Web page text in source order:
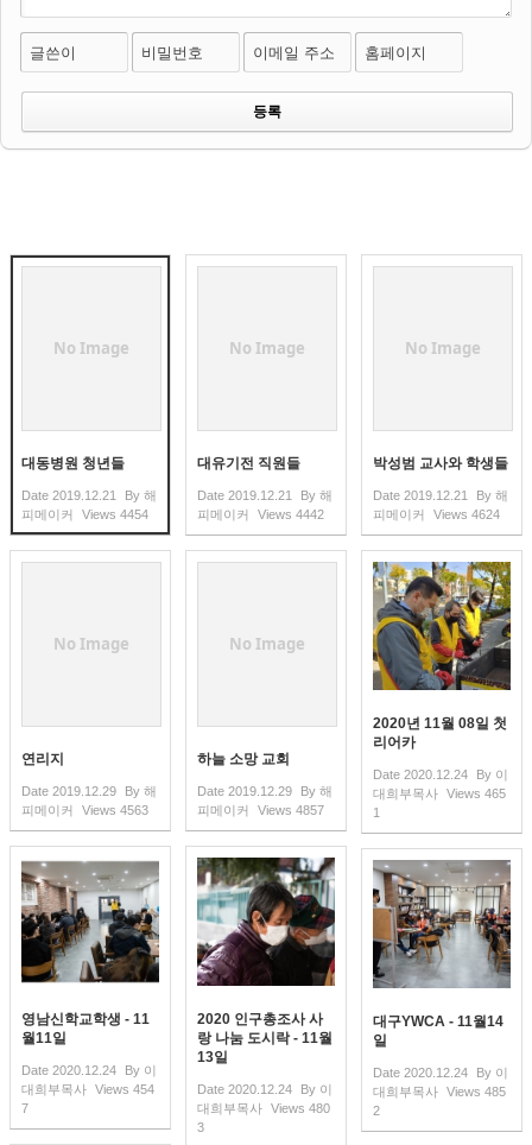
글쓴이 비밀번호 이메일 주소 홈페이지
No Image
대동병원 청년들
Date 2019.12.21 By 해
피메이커
Views 4454
No Image
대유기전 직원들
Date 2019.12.21 By 해
피메이커
Views 4442
No Image
박성범 교사와 학생들
Date 2019.12.21 By 해
피메이커
Views 4624
No Image
연리지
Date 2019.12.29 By 해
피메이커
Views 4563
No Image
하늘 소망 교회
Date 2019.12.29 By 해
피메이커
Views 4857
2020년 11월 08일 첫
리어카
Date 2020.12.24 By 이
대희부목사 Views 465
1
영남신학교학생 - 11
월11일
Date 2020.12.24 By 이
대희부목사 Views 454
7
2020 인구총조사 사
랑 나눔 도시락 - 11월
13일
Date 2020.12.24 By 이
대희부목사 Views 480
3
대구YWCA - 11월14
일
Date 2020.12.24 By 이
대희부목사 Views 485
2